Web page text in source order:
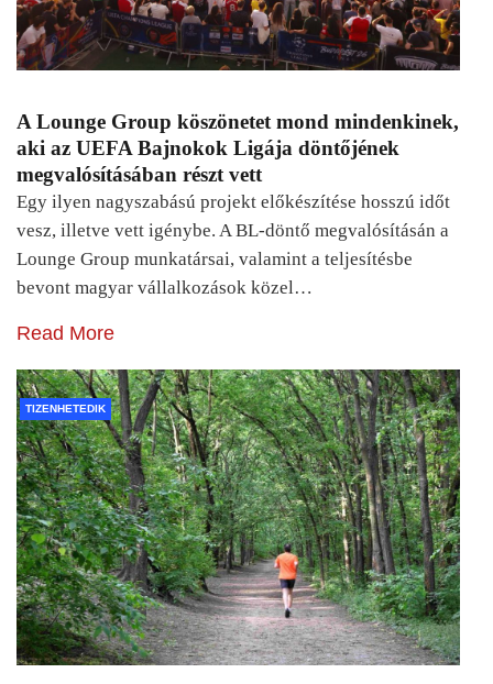
A Lounge Group köszönetet mond mindenkinek,
aki az UEFA Bajnokok Ligája döntőjének
megvalósításában részt vett
Egy ilyen nagyszabású projekt előkészítése hosszú időt
vesz, illetve vett igénybe. A BL-döntő megvalósításán a
Lounge Group munkatársai, valamint a teljesítésbe
bevont magyar vállalkozások közel…
Read More
TIZENHETEDIK